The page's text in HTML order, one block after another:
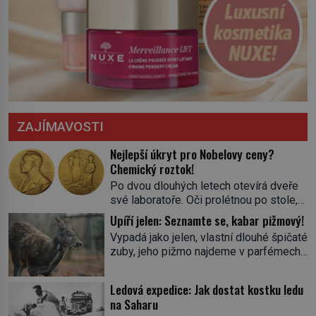
ZAJÍMAVOSTI
Nejlepší úkryt pro Nobelovy ceny?
Chemický roztok!
Po dvou dlouhých letech otevírá dveře
své laboratoře. Oči prolétnou po stole,
aby pak ulpěly na regálu, kde se nachází
všemožné látky. Hledá žluto-oranžovou
tekutinu, jakmile ji zahlédne, nesmírně
se mu uleví. Teď může svůj plán
skrývá směs s názvem lučavka
královská. Svůj přídomek nemá pro nic
za nic, […]
Upíří jelen: Seznamte se, kabar pižmový!
Vypadá jako jelen, vlastní dlouhé špičaté
zuby, jeho pižmo najdeme v parfémech
jediného zástupce zvířecí říše – kabara
pižmového. V Evropě ho jako první
Ledová expedice: Jak dostat kostku ledu
na Saharu